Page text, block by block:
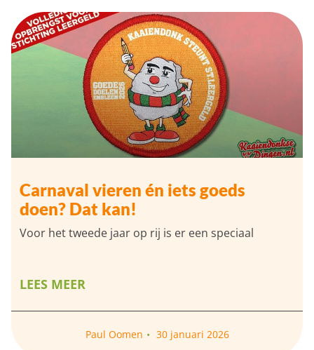
Carnaval vieren én iets goeds
doen? Dat kan!
Voor het tweede jaar op rij is er een speciaal
LEES MEER
Paul Oomen 30 januari 2026